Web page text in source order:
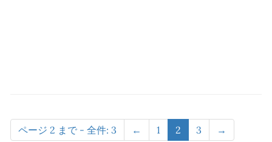
ページ 2 まで - 全件: 3 ← 1 2 3 →